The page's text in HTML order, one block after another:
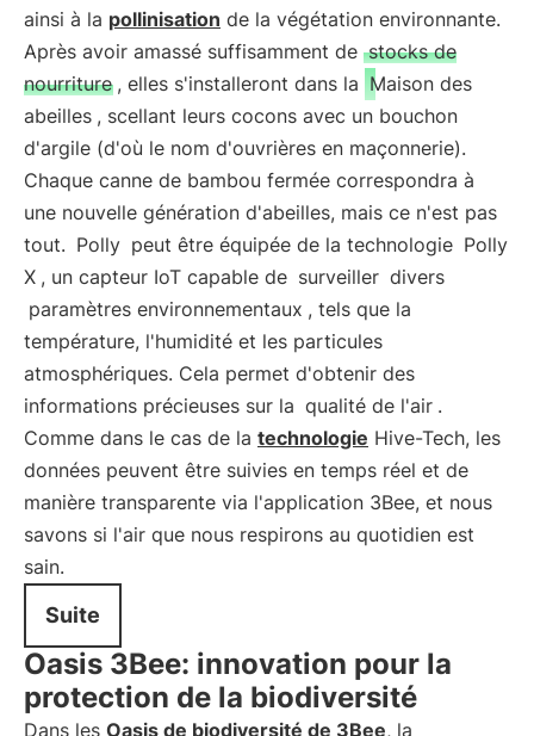
ainsi à la pollinisation de la végétation environnante.
Après avoir amassé suffisamment de stocks de
nourriture , elles s'installeront dans la Maison des
abeilles , scellant leurs cocons avec un bouchon
d'argile (d'où le nom d'ouvrières en maçonnerie).
Chaque canne de bambou fermée correspondra à
une nouvelle génération d'abeilles, mais ce n'est pas
tout. Polly peut être équipée de la technologie Polly
X , un capteur IoT capable de surveiller divers
paramètres environnementaux , tels que la
température, l'humidité et les particules
atmosphériques. Cela permet d'obtenir des
informations précieuses sur la qualité de l'air .
Comme dans le cas de la technologie Hive-Tech, les
données peuvent être suivies en temps réel et de
manière transparente via l'application 3Bee, et nous
savons si l'air que nous respirons au quotidien est
sain.
Suite
Oasis 3Bee: innovation pour la
protection de la biodiversité
Dans les Oasis de biodiversité de 3Bee, la